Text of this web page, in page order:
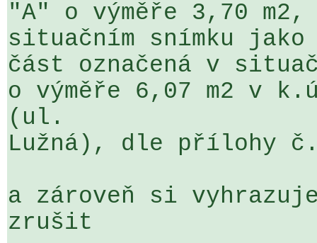
"A" o výměře 3,70
situačním snímku
část označená v
o výměře 6,07 m2 v
(ul.
Lužná), dle přílohy
a zároveň si
zrušit